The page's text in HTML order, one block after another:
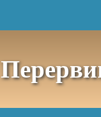
Перервинская